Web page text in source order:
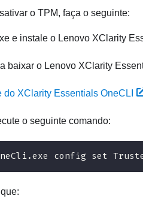
o TPM, faça o seguinte:
e instale o Lenovo XClarity
baixar o Lenovo XClarity
do XClarity Essentials OneCLI
o seguinte comando:
config set